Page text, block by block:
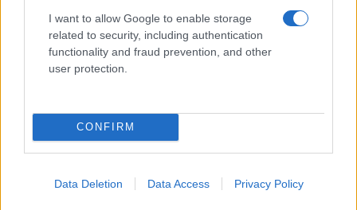
I want to allow Google to enable storage
related to security, including authentication
functionality and fraud prevention, and other
user protection.
CONFIRM
Data Deletion Data Access Privacy Policy
Προφυλακιστέος ο 26χρονος Αφγανός που
κατηγορείται για τον φόνο της 38χρονης
Βρετανίδας στην Κυψέλη
6/08/2026 - 3:08μμ